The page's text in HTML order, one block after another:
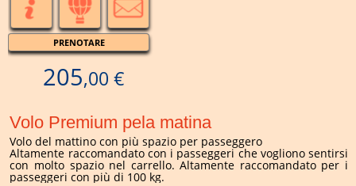
PRENOTARE
205,00 €
Volo Premium pela matina
Volo del mattino con più spazio per passeggero
Altamente raccomandato con i passeggeri che vogliono sentirsi
con molto spazio nel carrello. Altamente raccomandato per i
passeggeri con più di 100 kg.